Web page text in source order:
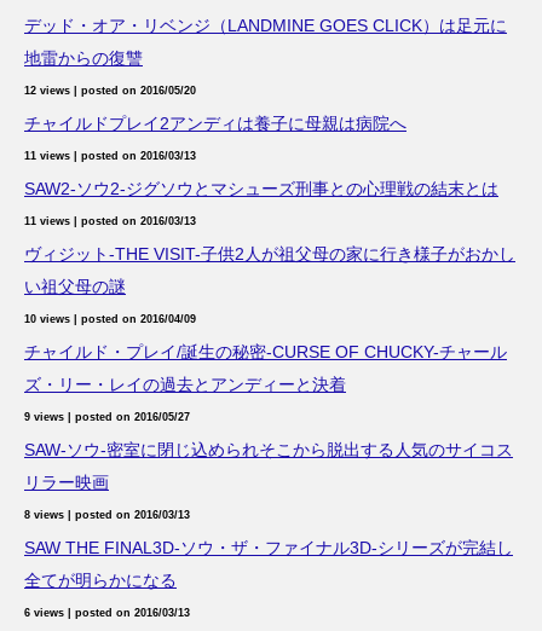
デッド・オア・リベンジ（LANDMINE GOES CLICK）は足元に
地雷からの復讐
12 views posted on 2016/05/20
チャイルドプレイ2アンディは養子に母親は病院へ
11 views posted on 2016/03/13
SAW2-ソウ2-ジグソウとマシューズ刑事との心理戦の結末とは
11 views posted on 2016/03/13
ヴィジット-THE VISIT-子供2人が祖父母の家に行き様子がおかし
い祖父母の謎
10 views posted on 2016/04/09
チャイルド・プレイ/誕生の秘密-CURSE OF CHUCKY-チャール
ズ・リー・レイの過去とアンディーと決着
9 views posted on 2016/05/27
SAW-ソウ-密室に閉じ込められそこから脱出する人気のサイコス
リラー映画
8 views posted on 2016/03/13
SAW THE FINAL3D-ソウ・ザ・ファイナル3D-シリーズが完結し
全てが明らかになる
6 views posted on 2016/03/13